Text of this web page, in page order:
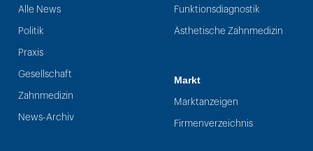
Alle News
Politik
Praxis
Gesellschaft
Zahnmedizin
News-Archiv
Funktionsdiagnostik
Ästhetische Zahnmedizin
Markt
Marktanzeigen
Firmenverzeichnis